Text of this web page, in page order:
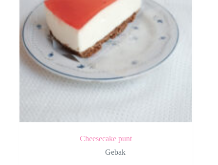
Cheesecake punt
Gebak